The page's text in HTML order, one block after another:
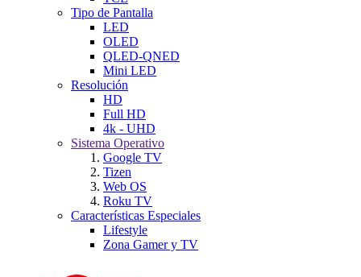
Tipo de Pantalla
LED
OLED
QLED-QNED
Mini LED
Resolución
HD
Full HD
4k - UHD
Sistema Operativo
Google TV
Tizen
Web OS
Roku TV
Características Especiales
Lifestyle
Zona Gamer y TV